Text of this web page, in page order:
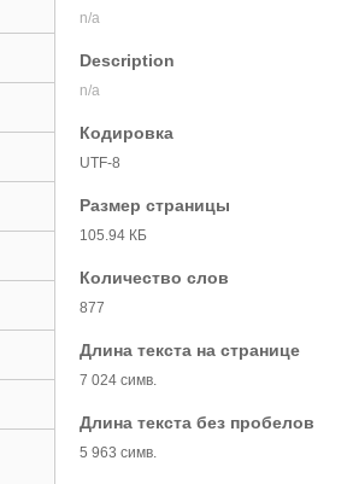
n/a
Description
n/a
Кодировка
UTF-8
Размер страницы
105.94 КБ
Количество слов
877
Длина текста на странице
7 024 симв.
Длина текста без пробелов
5 963 симв.